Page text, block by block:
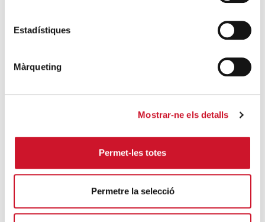
Estadístiques
Màrqueting
Mostrar-ne els detalls
Permet-les totes
Permetre la selecció
Càritas Barcelona acompanya més de
extraordinari de regularització
La campana que canvia vides
SEGUEIX LLEGINT